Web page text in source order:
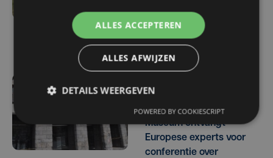
herstellingswerken
In Flanders Fields
Museum ontvangt
Europese experts voor
conferentie over
ALLES ACCEPTEREN
ALLES AFWIJZEN
DETAILS WEERGEVEN
POWERED BY COOKIESCRIPT